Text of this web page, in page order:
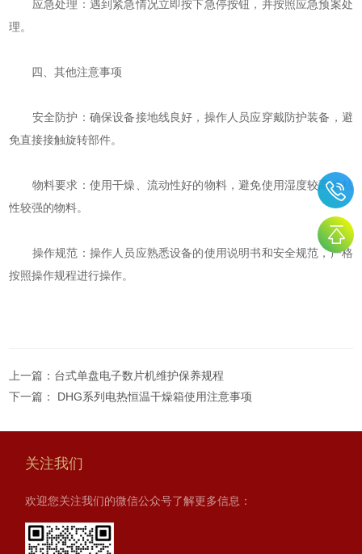
‌应急处理‌：遇到紧急情况立即按下急停按钮，并按照应急预案处
理。
四、其他注意事项
‌安全防护‌：确保设备接地线良好，操作人员应穿戴防护装备，避
免直接接触旋转部件。
‌物料要求‌：使用干燥、流动性好的物料，避免使用湿度较高或粘
性较强的物料。
‌操作规范‌：操作人员应熟悉设备的使用说明书和安全规范，严格
按照操作规程进行操作。
上一篇： 台式单盘电子数片机维护保养规程
下一篇：
DHG系列电热恒温干燥箱使用注意事项
关注我们
欢迎您关注我们的微信公众号了解更多信息：